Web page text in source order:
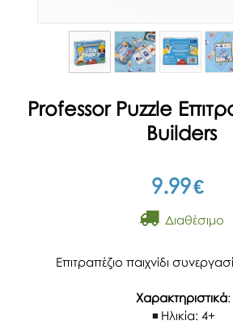
Professor Puzzle
Builders
9.99€
Διαθέσιμο
Επιτραπέζιο παιχνίδι
Χαρακτηριστικά:
Ηλικία: 4+